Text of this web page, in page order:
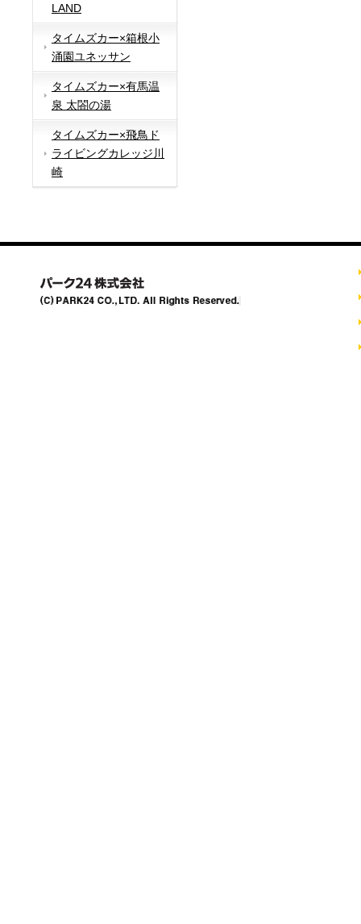
LAND
タイムズカー×箱根小
涌園ユネッサン
タイムズカー×有馬温
泉 太閤の湯
タイムズカー×飛鳥ド
ライビングカレッジ川
崎